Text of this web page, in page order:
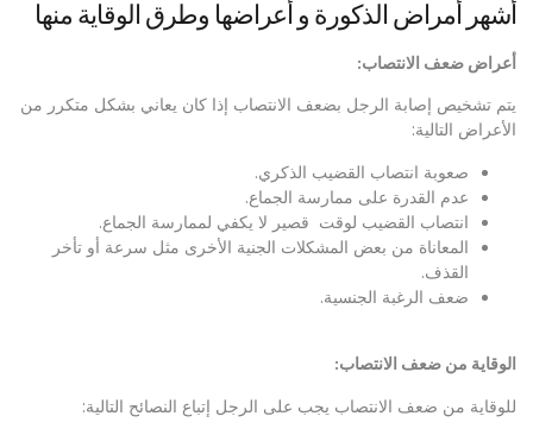
أشهر أمراض الذكورة و أعراضها وطرق الوقاية منها
أعراض ضعف الانتصاب:
يتم تشخيص إصابة الرجل بضعف الانتصاب إذا كان يعاني بشكل متكرر من
الأعراض التالية:
صعوبة انتصاب القضيب الذكري.
عدم القدرة على ممارسة الجماع.
انتصاب القضيب لوقت قصير لا يكفي لممارسة الجماع.
المعاناة من بعض المشكلات الجنية الأخرى مثل سرعة أو تأخر
القذف.
ضعف الرغبة الجنسية.
الوقاية من ضعف الانتصاب:
للوقاية من ضعف الانتصاب يجب على الرجل إتباع النصائح التالية: